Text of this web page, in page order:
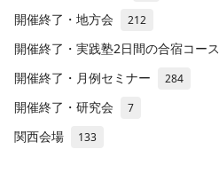
開催終了・地方会 212
開催終了・実践塾2日間の合宿コース
開催終了・月例セミナー 284
開催終了・研究会 7
関西会場 133